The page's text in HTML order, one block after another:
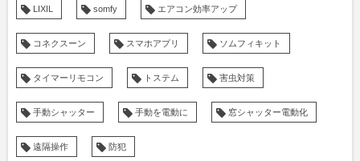
LIXIL somfy エアコン効率アップ
コネクスーン スマホアプリ ソムフィキット
タイマーリモコン トステム 害虫対策
手動シャッター 手動を電動に 窓シャッター電動化
遠隔操作 防犯